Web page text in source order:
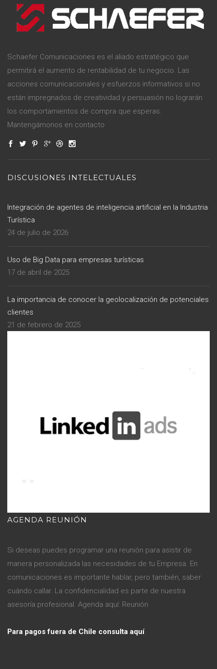
Schaefer Comunicaciones es el aliado estratégico que
permitirá el aumento de rentabilidad de tu negocio. Las
acciones comunicacionales y esfuerzos informativos si no
están impregnados de creatividad y persuasión no lograrán
los comportamientos de compra que esperas.
Mantengámonos en contacto
DISCUSIONES INTELECTUALES
Integración de agentes de inteligencia artificial en la Industria
Turística
24 de julio de 2026
Uso de Big Data para empresas turísticas
17 de abril de 2025
La importancia de conocer la geolocalización de potenciales
clientes
21 de febrero de 2025
AGENDA REUNIÓN
Si deseas puedes programar una reunión para asistir de
manera personalizada las necesidades de tu Empresa. En
comunicaciones es importante hablar, pero también, saber
cuándo callar. La confidencialidad es parte de nuestra
asesoría profesional. Agenda aquí: Reunión
Para pagos fuera de Chile consulta aquí